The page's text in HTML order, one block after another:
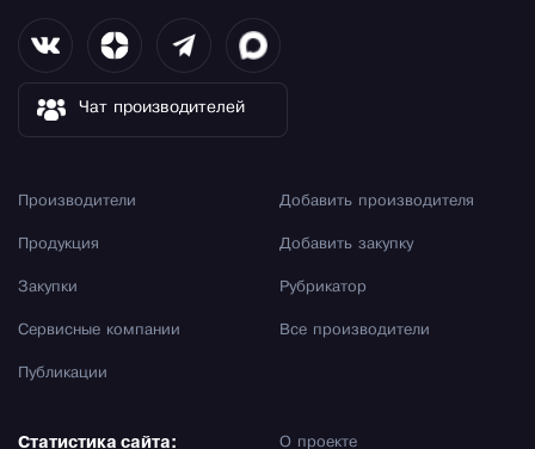
Чат производителей
Производители
Продукция
Закупки
Сервисные компании
Публикации
Добавить производителя
Добавить закупку
Рубрикатор
Все производители
О проекте
Статистика сайта: